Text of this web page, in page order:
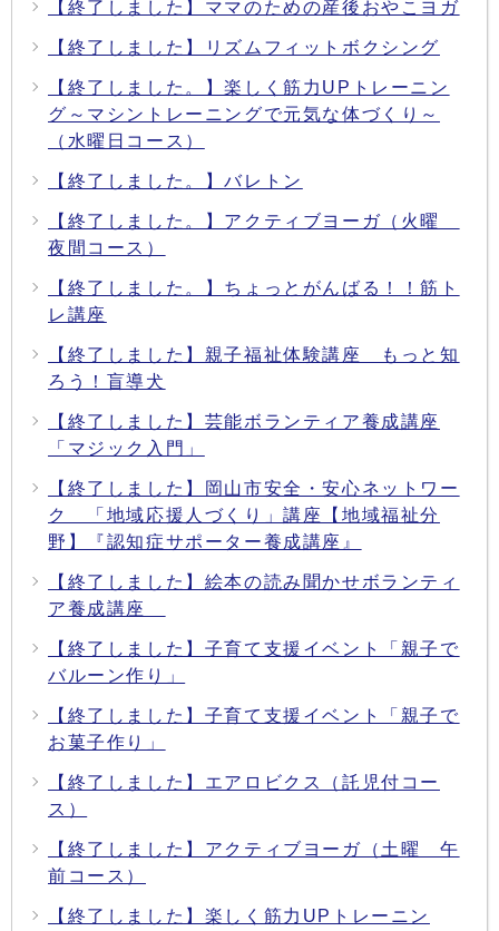
【終了しました】ママのための産後おやこヨガ
【終了しました】リズムフィットボクシング
【終了しました。】楽しく筋力UPトレーニン
グ～マシントレーニングで元気な体づくり～
（水曜日コース）
【終了しました。】バレトン
【終了しました。】アクティブヨーガ（火曜
夜間コース）
【終了しました。】ちょっとがんばる！！筋ト
レ講座
【終了しました】親子福祉体験講座 もっと知
ろう！盲導犬
【終了しました】芸能ボランティア養成講座
「マジック入門」
【終了しました】岡山市安全・安心ネットワー
ク 「地域応援人づくり」講座【地域福祉分
野】『認知症サポーター養成講座』
【終了しました】絵本の読み聞かせボランティ
ア養成講座
【終了しました】子育て支援イベント「親子で
バルーン作り」
【終了しました】子育て支援イベント「親子で
お菓子作り」
【終了しました】エアロビクス（託児付コー
ス）
【終了しました】アクティブヨーガ（土曜 午
前コース）
【終了しました】楽しく筋力UPトレーニン